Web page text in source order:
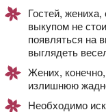
Гостей,
выкупом не
появляться на
выглядеть
Жених,
излишнюю
Необходимо